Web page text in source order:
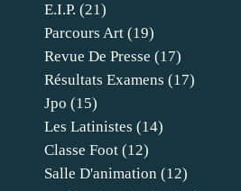
E.i.p. (21)
Parcours Art (19)
Revue De Presse (17)
Résultats Examens (17)
Jpo (15)
Les Latinistes (14)
Classe Foot (12)
Salle D'animation (12)